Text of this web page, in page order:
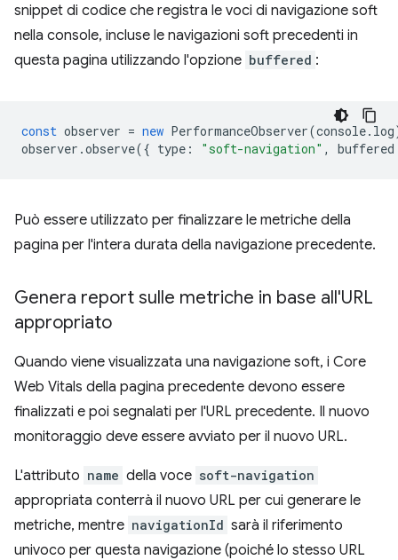
snippet di codice che registra le voci di navigazione soft
nella console, incluse le navigazioni soft precedenti in
questa pagina utilizzando l'opzione buffered :
const observer = new PerformanceObserver(console. log
observer .observe({ type : "soft-navigation" , buffered
Può essere utilizzato per finalizzare le metriche della
pagina per l'intera durata della navigazione precedente.
Genera report sulle metriche in base all'URL
appropriato
Quando viene visualizzata una navigazione soft, i Core
Web Vitals della pagina precedente devono essere
finalizzati e poi segnalati per l'URL precedente. Il nuovo
monitoraggio deve essere avviato per il nuovo URL.
L'attributo name della voce soft-navigation
appropriata conterrà il nuovo URL per cui generare le
metriche, mentre navigationId sarà il riferimento
univoco per questa navigazione (poiché lo stesso URL